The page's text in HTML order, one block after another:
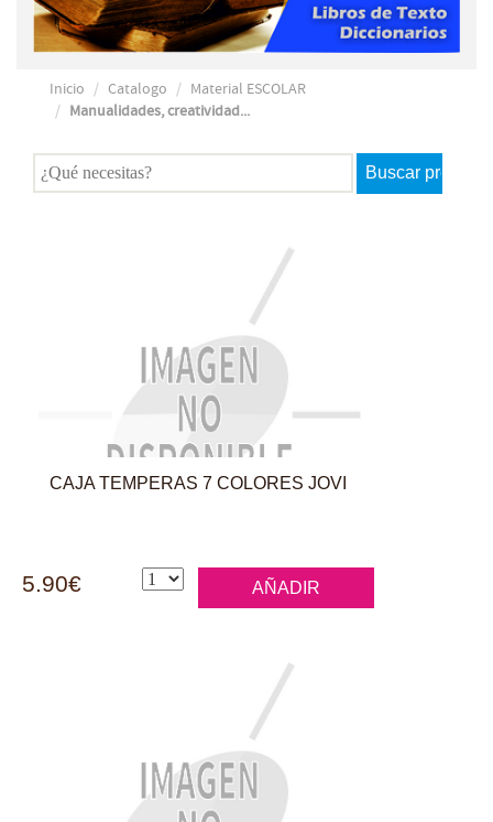
Inicio Catalogo
Material ESCOLAR
Manualidades, creatividad...
CAJA TEMPERAS 7 COLORES JOVI
5.90€ AÑADIR